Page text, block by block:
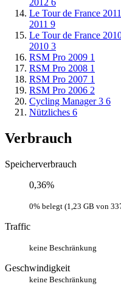
2012 6
Le Tour de France
2011 9
Le Tour de France
2010 3
RSM Pro 2009 1
RSM Pro 2008 1
RSM Pro 2007 1
RSM Pro 2006 2
Cycling Manager 3 6
Nützliches 6
Verbrauch
Speicherverbrauch
0,36%
0% belegt (1,23 GB von
Traffic
keine Beschränkung
Geschwindigkeit
keine Beschränkung